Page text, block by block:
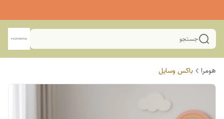
جستجو
هومرا باکس وسایل